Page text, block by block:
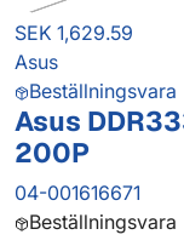
SEK 1,629.59
Asus
Beställningsvara
Asus
200P
04-001616671
Beställningsvara